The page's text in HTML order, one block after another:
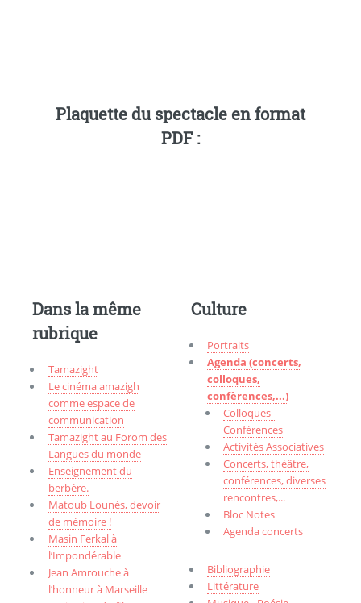
Plaquette du spectacle en format
PDF :
Dans la même
rubrique
Tamazight
Le cinéma amazigh
comme espace de
communication
Tamazight au Forom des
Langues du monde
Enseignement du
berbère.
Matoub Lounès, devoir
de mémoire !
Masin Ferkal à
l’Impondérable
Jean Amrouche à
l’honneur à Marseille
Culture
Portraits
Agenda (concerts,
colloques,
confèrences,...)
Colloques -
Conférences
Activités Associatives
Concerts, théâtre,
conférences, diverses
rencontres,...
Bloc Notes
Agenda concerts
Bibliographie
Littérature